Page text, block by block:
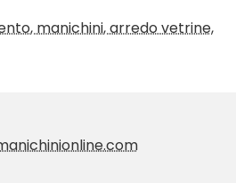
manichini, arredo vetrine,